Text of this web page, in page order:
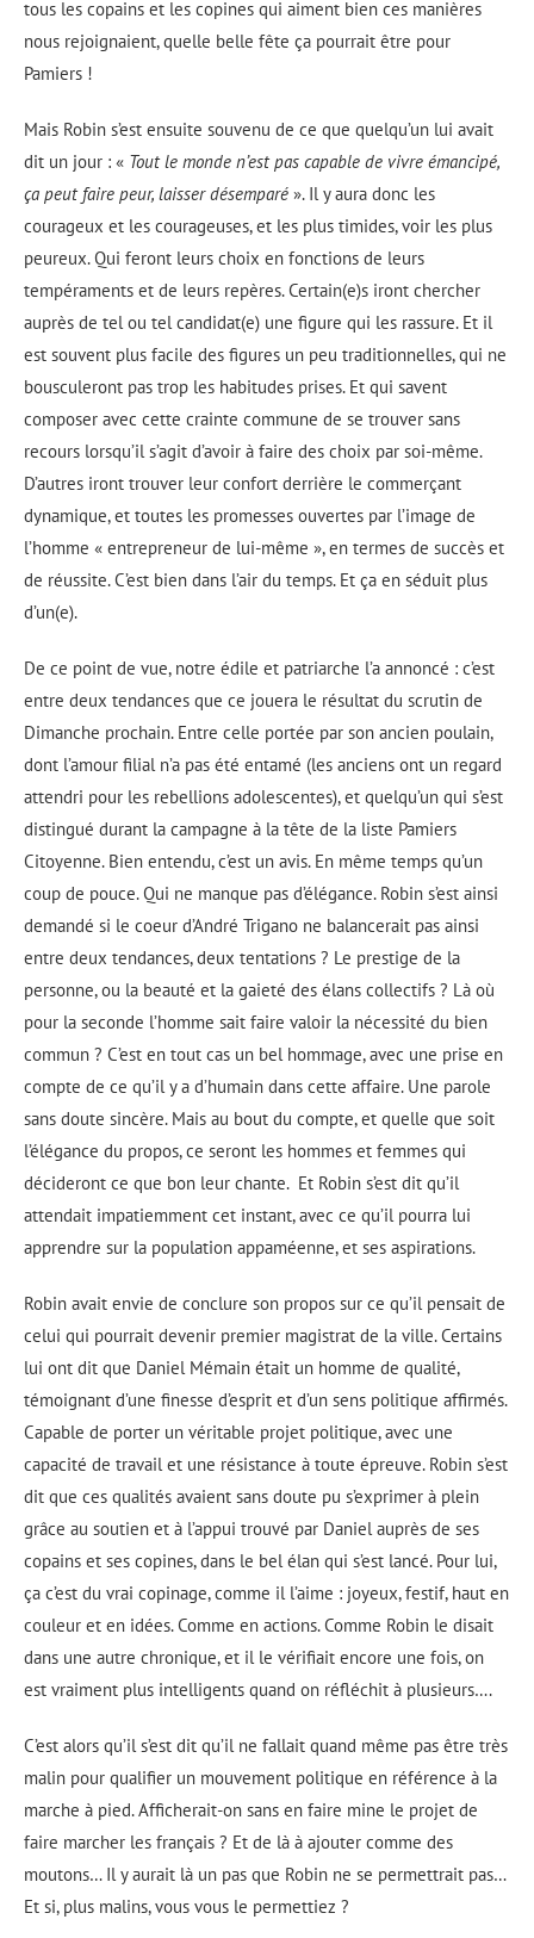
tous les copains et les copines qui aiment bien ces manières
nous rejoignaient, quelle belle fête ça pourrait être pour
Pamiers !
Mais Robin s’est ensuite souvenu de ce que quelqu’un lui avait
dit un jour : « Tout le monde n’est pas capable de vivre émancipé,
ça peut faire peur, laisser désemparé ». Il y aura donc les
courageux et les courageuses, et les plus timides, voir les plus
peureux. Qui feront leurs choix en fonctions de leurs
tempéraments et de leurs repères. Certain(e)s iront chercher
auprès de tel ou tel candidat(e) une figure qui les rassure. Et il
est souvent plus facile des figures un peu traditionnelles, qui ne
bousculeront pas trop les habitudes prises. Et qui savent
composer avec cette crainte commune de se trouver sans
recours lorsqu’il s’agit d’avoir à faire des choix par soi-même.
D’autres iront trouver leur confort derrière le commerçant
dynamique, et toutes les promesses ouvertes par l’image de
l’homme « entrepreneur de lui-même », en termes de succès et
de réussite. C’est bien dans l’air du temps. Et ça en séduit plus
d’un(e).
De ce point de vue, notre édile et patriarche l’a annoncé : c’est
entre deux tendances que ce jouera le résultat du scrutin de
Dimanche prochain. Entre celle portée par son ancien poulain,
dont l’amour filial n’a pas été entamé (les anciens ont un regard
attendri pour les rebellions adolescentes), et quelqu’un qui s’est
distingué durant la campagne à la tête de la liste Pamiers
Citoyenne. Bien entendu, c’est un avis. En même temps qu’un
coup de pouce. Qui ne manque pas d’élégance. Robin s’est ainsi
demandé si le coeur d’André Trigano ne balancerait pas ainsi
entre deux tendances, deux tentations ? Le prestige de la
personne, ou la beauté et la gaieté des élans collectifs ? Là où
pour la seconde l’homme sait faire valoir la nécessité du bien
commun ? C’est en tout cas un bel hommage, avec une prise en
compte de ce qu’il y a d’humain dans cette affaire. Une parole
sans doute sincère. Mais au bout du compte, et quelle que soit
l’élégance du propos, ce seront les hommes et femmes qui
décideront ce que bon leur chante. Et Robin s’est dit qu’il
attendait impatiemment cet instant, avec ce qu’il pourra lui
apprendre sur la population appaméenne, et ses aspirations.
Robin avait envie de conclure son propos sur ce qu’il pensait de
celui qui pourrait devenir premier magistrat de la ville. Certains
lui ont dit que Daniel Mémain était un homme de qualité,
témoignant d’une finesse d’esprit et d’un sens politique affirmés.
Capable de porter un véritable projet politique, avec une
capacité de travail et une résistance à toute épreuve. Robin s’est
dit que ces qualités avaient sans doute pu s’exprimer à plein
grâce au soutien et à l’appui trouvé par Daniel auprès de ses
copains et ses copines, dans le bel élan qui s’est lancé. Pour lui,
ça c’est du vrai copinage, comme il l’aime : joyeux, festif, haut en
couleur et en idées. Comme en actions. Comme Robin le disait
dans une autre chronique, et il le vérifiait encore une fois, on
est vraiment plus intelligents quand on réfléchit à plusieurs….
C’est alors qu’il s’est dit qu’il ne fallait quand même pas être très
malin pour qualifier un mouvement politique en référence à la
marche à pied. Afficherait-on sans en faire mine le projet de
faire marcher les français ? Et de là à ajouter comme des
moutons… Il y aurait là un pas que Robin ne se permettrait pas…
Et si, plus malins, vous vous le permettiez ?